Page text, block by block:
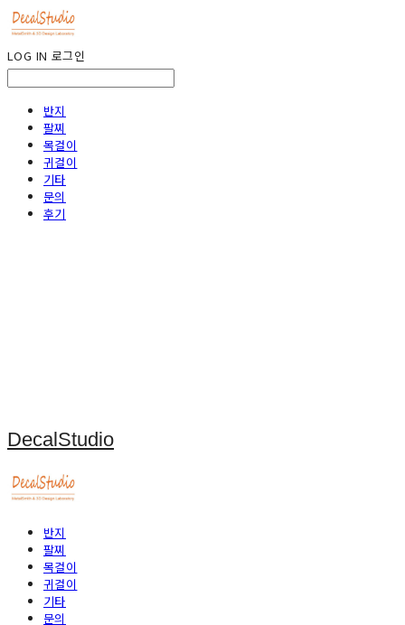
LOG IN 로그인
반지
팔찌
목걸이
귀걸이
기타
문의
후기
DecalStudio
반지
팔찌
목걸이
귀걸이
기타
문의